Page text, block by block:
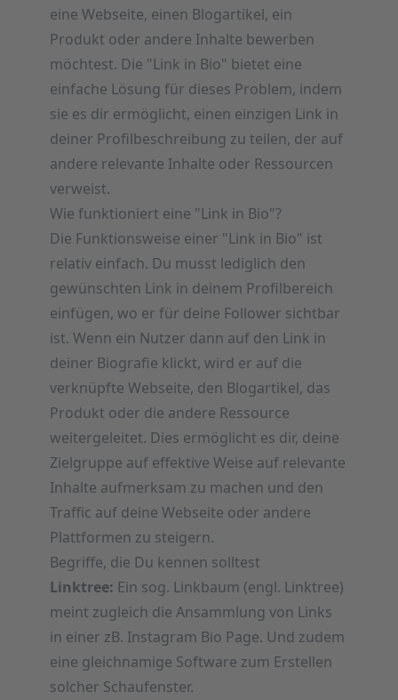
eine Webseite, einen Blogartikel, ein
Produkt oder andere Inhalte bewerben
möchtest. Die "Link in Bio" bietet eine
einfache Lösung für dieses Problem, indem
sie es dir ermöglicht, einen einzigen Link in
deiner Profilbeschreibung zu teilen, der auf
andere relevante Inhalte oder Ressourcen
verweist.
Wie funktioniert eine "Link in Bio"?
Die Funktionsweise einer "Link in Bio" ist
relativ einfach. Du musst lediglich den
gewünschten Link in deinem Profilbereich
einfügen, wo er für deine Follower sichtbar
ist. Wenn ein Nutzer dann auf den Link in
deiner Biografie klickt, wird er auf die
verknüpfte Webseite, den Blogartikel, das
Produkt oder die andere Ressource
weitergeleitet. Dies ermöglicht es dir, deine
Zielgruppe auf effektive Weise auf relevante
Inhalte aufmerksam zu machen und den
Traffic auf deine Webseite oder andere
Plattformen zu steigern.
Begriffe, die Du kennen solltest
Linktree: Ein sog. Linkbaum (engl. Linktree)
meint zugleich die Ansammlung von Links
in einer zB. Instagram Bio Page. Und zudem
eine gleichnamige Software zum Erstellen
solcher Schaufenster.